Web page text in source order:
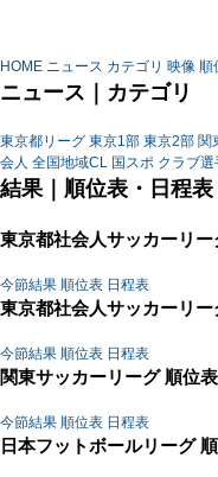
HOME ニュース カテゴリ 映像 順
ニュース｜カテゴリ
東京都リーグ 東京1部 東京2部 関
会人 全国地域CL 国スポ クラブ選
結果｜順位表・日程表
東京都社会人サッカーリー
今節結果 順位表 日程表
東京都社会人サッカーリー
今節結果 順位表 日程表
関東サッカーリーグ 順位表
今節結果 順位表 日程表
日本フットボールリーグ